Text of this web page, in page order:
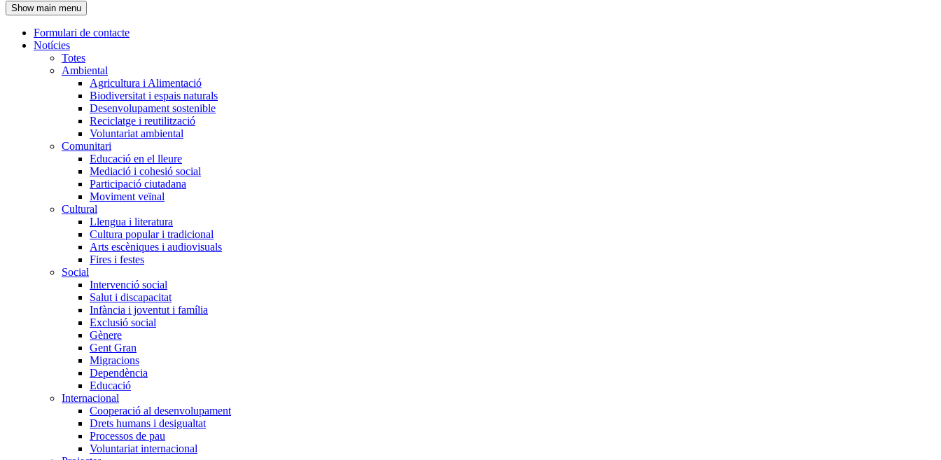
l'encapçalament
Show main menu
Navegació
principal
Formulari de contacte
Notícies
Totes
Ambiental
Agricultura i Alimentació
Biodiversitat i espais naturals
Desenvolupament sostenible
Reciclatge i reutilització
Voluntariat ambiental
Comunitari
Educació en el lleure
Mediació i cohesió social
Participació ciutadana
Moviment veïnal
Cultural
Llengua i literatura
Cultura popular i tradicional
Arts escèniques i audiovisuals
Fires i festes
Social
Intervenció social
Salut i discapacitat
Infància i joventut i família
Exclusió social
Gènere
Gent Gran
Migracions
Dependència
Educació
Internacional
Cooperació al desenvolupament
Drets humans i desigualtat
Processos de pau
Voluntariat internacional